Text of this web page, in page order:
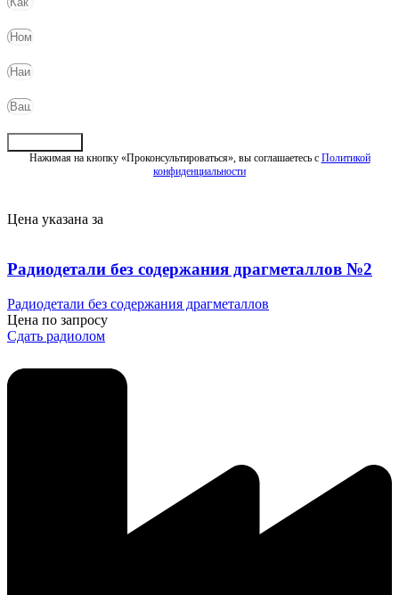
Нажимая на кнопку «Проконсультироваться», вы соглашаетесь с Политикой
конфиденциальности
Цена указана за
Радиодетали без содержания драгметаллов №2
Радиодетали без содержания драгметаллов
Цена по запросу
Сдать радиолом